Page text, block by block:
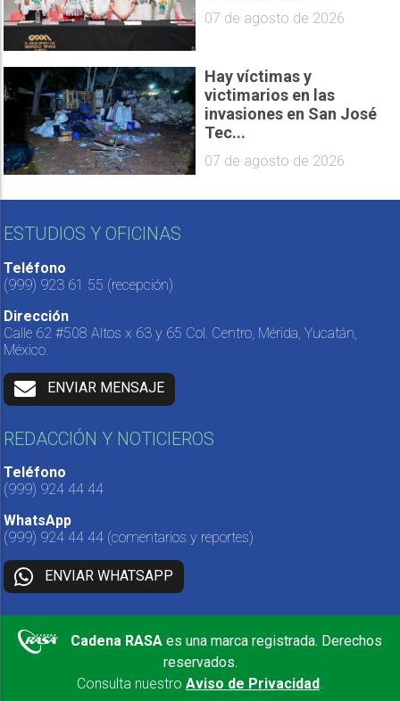
07 de agosto de 2026
Hay víctimas y
victimarios en las
invasiones en San José
Tec...
07 de agosto de 2026
ESTUDIOS Y OFICINAS
Teléfono
(999) 923 61 55 (recepción)
Dirección
Calle 62 #508 Altos x 63 y 65 Col. Centro, Mérida, Yucatán,
México.
ENVIAR MENSAJE
REDACCIÓN Y NOTICIEROS
Teléfono
(999) 924 44 44
WhatsApp
(999) 924 44 44 (comentarios y reportes)
ENVIAR WHATSAPP
Cadena RASA es una marca registrada. Derechos
reservados.
Consulta nuestro Aviso de Privacidad.